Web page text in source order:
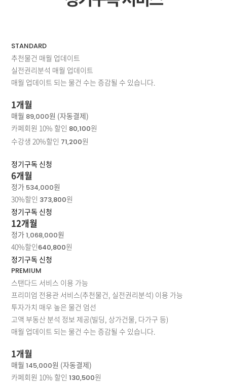
STANDARD
추천물건 매월 업데이트
실전권리분석 매월 업데이트
매월 업데이트 되는 물건 수는 증감될 수 있습니다.
1개월
매월 89,000원 (자동결제)
카페회원 10% 할인 80,100원
수강생 20%할인 71,200원
정기구독 신청
6개월
정가 534,000원
30%할인 373,800원
정기구독 신청
12개월
정가1,068,000원
40%할인640,800원
정기구독 신청
PREMIUM
스탠다드 서비스 이용 가능
프리미엄 전용관 서비스(추천물건, 실전권리분석) 이용 가능
투자가치 매우 높은 물건 엄선
고액 부동산 분석 정보 제공(빌딩, 상가건물, 다가구 등)
매월 업데이트 되는 물건 수는 증감될 수 있습니다.
1개월
매월 145,000원 (자동결제)
카페회원 10% 할인 130,500원